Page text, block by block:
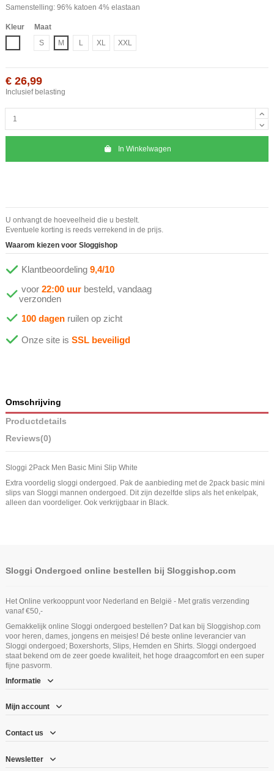
Samenstelling: 96% katoen 4% elastaan
Kleur
Maat
S
M L XL XXL
€ 26,99
Inclusief belasting
In Winkelwagen
U ontvangt de hoeveelheid die u bestelt.
Eventuele korting is reeds verrekend in de prijs.
Waarom kiezen voor Sloggishop
Klantbeoordeling 9,4/10
voor 22:00 uur besteld, vandaag
verzonden
100 dagen ruilen op zicht
Onze site is SSL beveiligd
Omschrijving
Productdetails
Reviews(0)
Sloggi 2Pack Men Basic Mini Slip White
Extra voordelig sloggi ondergoed . Pak de aanbieding met de 2pack basic mini
slips van Sloggi mannen ondergoed. Dit zijn dezelfde slips als het enkelpak,
alleen dan voordeliger. Ook verkrijgbaar in Black.
Sloggi Ondergoed online bestellen bij Sloggishop.com
Het Online verkooppunt voor Nederland en België - Met gratis verzending
vanaf €50,-
Gemakkelijk online Sloggi ondergoed bestellen? Dat kan bij Sloggishop.com
voor heren, dames, jongens en meisjes! Dé beste online leverancier van
Sloggi ondergoed; Boxershorts, Slips, Hemden en Shirts. Sloggi ondergoed
staat bekend om de zeer goede kwaliteit, het hoge draagcomfort en een super
fijne pasvorm.
Informatie
Mijn account
Contact us
Newsletter